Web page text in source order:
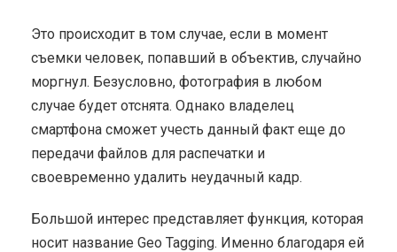
Это происходит в том случае, если в момент
съемки человек, попавший в объектив, случайно
моргнул. Безусловно, фотография в любом
случае будет отснята. Однако владелец
смартфона сможет учесть данный факт еще до
передачи файлов для распечатки и
своевременно удалить неудачный кадр.
Большой интерес представляет функция, которая
носит название Geo Tagging. Именно благодаря ей